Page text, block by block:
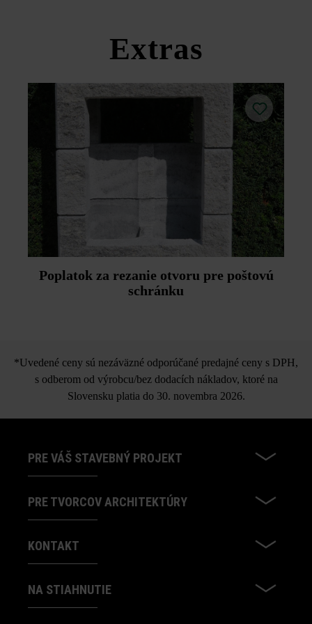
Extras
Poplatok za rezanie otvoru pre poštovú
schránku
*Uvedené ceny sú nezáväzné odporúčané predajné ceny s DPH,
s odberom od výrobcu/bez dodacích nákladov, ktoré na
Slovensku platia do 30. novembra 2026.
PRE VÁŠ STAVEBNÝ PROJEKT
PRE TVORCOV ARCHITEKTÚRY
KONTAKT
NA STIAHNUTIE